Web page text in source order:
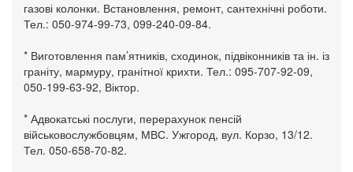
газові колонки. Встановлення, ремонт, сантехнічні роботи.
Тел.: 050-974-99-73, 099-240-09-84.
* Виготовлення пам’ятників, сходинок, підвіконників та ін. із
граніту, мармуру, гранітної крихти. Тел.: 095-707-92-09,
050-199-63-92, Віктор.
* Адвокатські послуги, перерахунок пенсій
військовослужбовцям, МВС. Ужгород, вул. Корзо, 13/12.
Тел. 050-658-70-82.